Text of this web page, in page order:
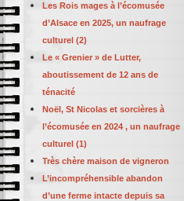
Les Rois mages à l’écomusée
d’Alsace en 2025, un naufrage
culturel (2)
Le « Grenier » de Lutter,
aboutissement de 12 ans de
ténacité
Noël, St Nicolas et sorcières à
l’écomusée en 2024 , un naufrage
culturel (1)
Très chère maison de vigneron
L’incompréhensible abandon
d’une ferme intacte depuis sa